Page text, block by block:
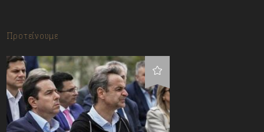
Προτείνουμε